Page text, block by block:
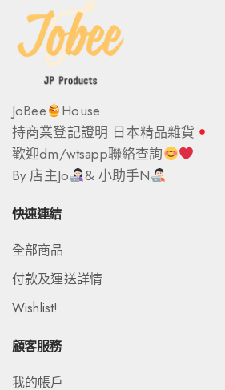
JoBee
House
持商業登記證明 日本精品雜貨
歡迎dm/wtsapp聯絡查詢
By 店主Jo
& 小助手N
快速連結
全部商品
付款及運送詳情
Wishlist!
顧客服務
我的帳戶